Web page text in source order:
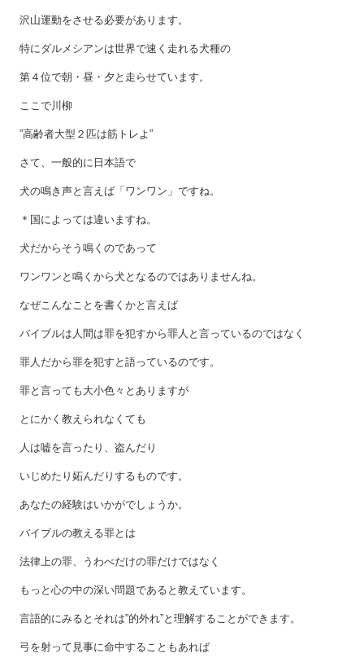
沢山運動をさせる必要があります。
特にダルメシアンは世界で速く走れる犬種の
第４位で朝・昼・夕と走らせています。
ここで川柳
”高齢者大型２匹は筋トレよ”
さて、一般的に日本語で
犬の鳴き声と言えば「ワンワン」ですね。
＊国によっては違いますね。
犬だからそう鳴くのであって
ワンワンと鳴くから犬となるのではありませんね。
なぜこんなことを書くかと言えば
バイブルは人間は罪を犯すから罪人と言っているのではなく
罪人だから罪を犯すと語っているのです。
罪と言っても大小色々とありますが
とにかく教えられなくても
人は嘘を言ったり、盗んだり
いじめたり妬んだりするものです。
あなたの経験はいかがでしょうか。
バイブルの教える罪とは
法律上の罪、うわべだけの罪だけではなく
もっと心の中の深い問題であると教えています。
言語的にみるとそれは”的外れ”と理解することができます。
弓を射って見事に命中することもあれば